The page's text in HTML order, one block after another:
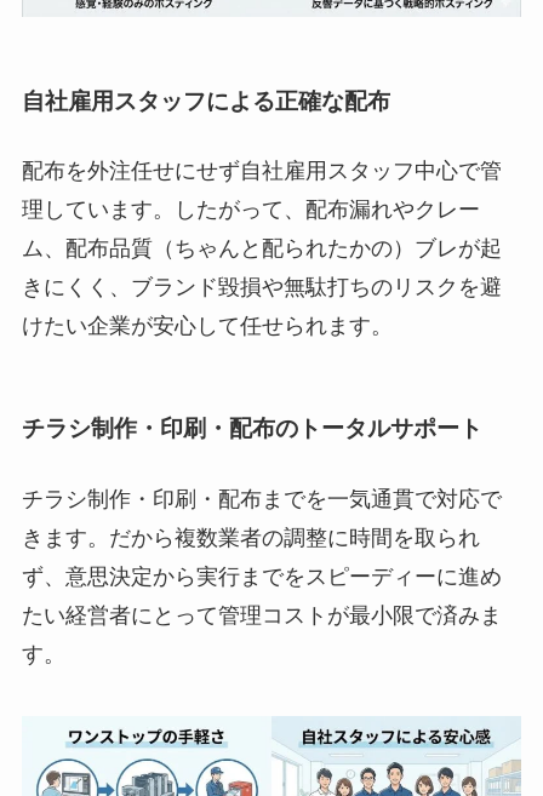
自社雇用スタッフによる正確な配布
配布を外注任せにせず自社雇用スタッフ中心で管
理しています。したがって、配布漏れやクレー
ム、配布品質（ちゃんと配られたかの）ブレが起
きにくく、ブランド毀損や無駄打ちのリスクを避
けたい企業が安心して任せられます。
チラシ制作・印刷・配布のトータルサポート
チラシ制作・印刷・配布までを一気通貫で対応で
きます。だから複数業者の調整に時間を取られ
ず、意思決定から実行までをスピーディーに進め
たい経営者にとって管理コストが最小限で済みま
す。